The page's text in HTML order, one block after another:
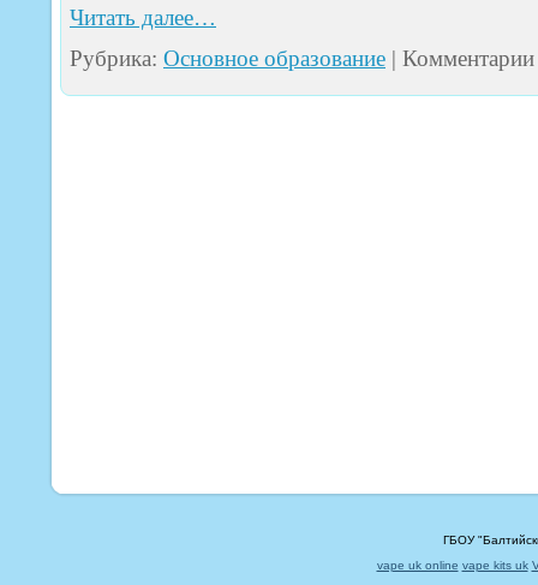
Читать далее…
Рубрика: Основное образование | Комментарии
ГБОУ
vape uk online vape kits uk